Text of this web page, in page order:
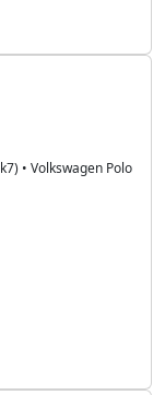
• Volkswagen Polo